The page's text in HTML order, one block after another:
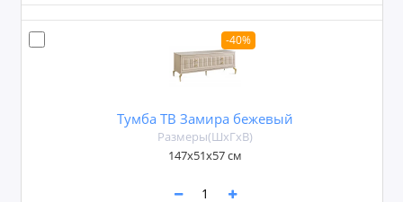
-40%
Тумба ТВ Замира бежевый
Размеры(ШxГxВ)
147х51х57 см